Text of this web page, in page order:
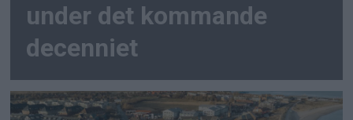
under det kommande
decenniet